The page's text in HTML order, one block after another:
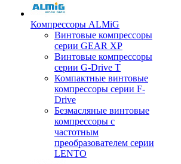
Компрессоры ALMiG
Винтовые компрессоры
серии GEAR XP
Винтовые компрессоры
серии G-Drive T
Компактные винтовые
компрессоры серии F-
Drive
Безмасляные винтовые
компрессоры с
частотным
преобразователем серии
LENTO